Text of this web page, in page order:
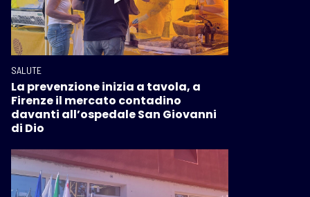
SALUTE
La prevenzione inizia a tavola, a
Firenze il mercato contadino
davanti all’ospedale San Giovanni
di Dio